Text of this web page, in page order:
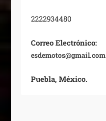
2222934480
Correo Electrónico:
esdemotos@gmail.com
Puebla, México.